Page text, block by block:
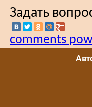
Задать
comments